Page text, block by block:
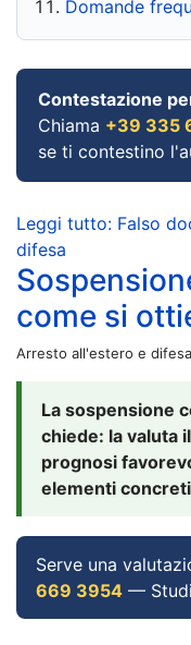
Domande
Contestazione
Chiama +39 335
se ti contestino
Leggi tutto: Falso
difesa
come si
Arresto all'estero e
La sospensione
chiede: la valuta
prognosi
elementi
Serve una
669 3954 —